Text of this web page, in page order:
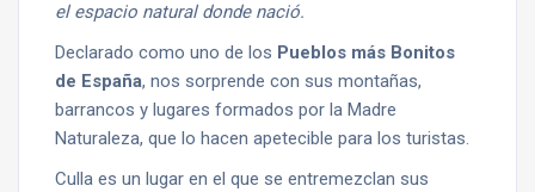
el espacio natural donde nació.
Declarado como uno de los Pueblos más Bonitos
de España, nos sorprende con sus montañas,
barrancos y lugares formados por la Madre
Naturaleza, que lo hacen apetecible para los turistas.
Culla es un lugar en el que se entremezclan sus